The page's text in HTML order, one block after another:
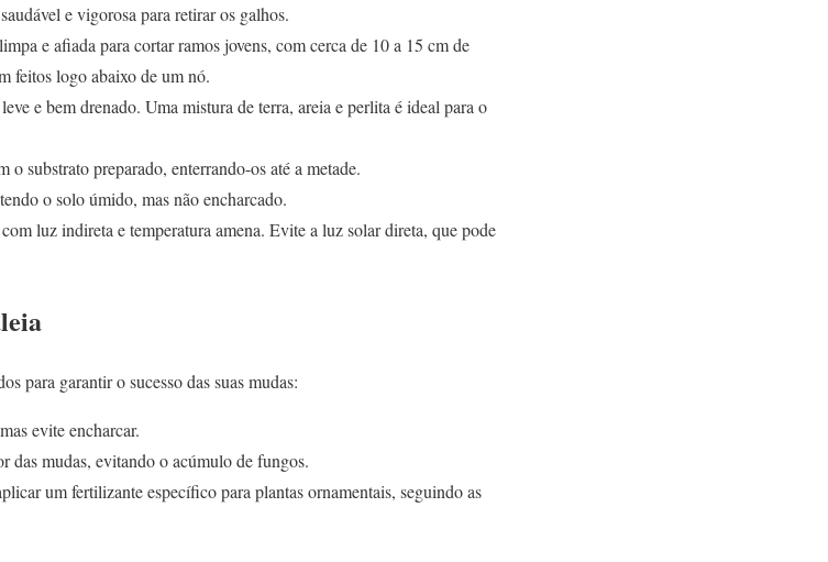
e vigorosa para retirar os galhos.
e afiada para cortar ramos jovens, com cerca de 10 a 15 cm de
feitos logo abaixo de um nó.
e bem drenado. Uma mistura de terra, areia e perlita é ideal para o
o substrato preparado, enterrando-os até a metade.
o solo úmido, mas não encharcado.
luz indireta e temperatura amena. Evite a luz solar direta, que pode
para garantir o sucesso das suas mudas:
evite encharcar.
das mudas, evitando o acúmulo de fungos.
um fertilizante específico para plantas ornamentais, seguindo as